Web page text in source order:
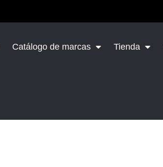
Catálogo de marcas Tienda